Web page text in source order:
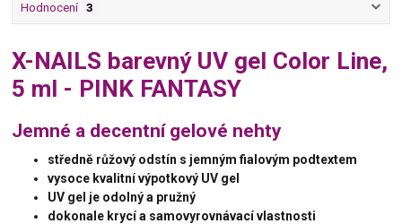
Hodnocení 3
X-NAILS barevný UV gel Color Line,
5 ml - PINK FANTASY
Jemné a decentní gelové nehty
středně růžový odstín s jemným fialovým podtextem
vysoce kvalitní výpotkový UV gel
UV gel je odolný a pružný
dokonale krycí a samovyrovnávací vlastnosti